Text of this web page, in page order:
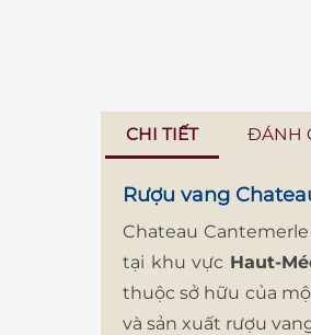
CHI TIẾT ĐÁNH
Rượu vang
Chateau
tại khu vực Haut-
thuộc sở hữu của
và sản xuất rượu